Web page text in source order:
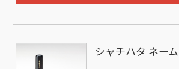
シャチハタ ネー